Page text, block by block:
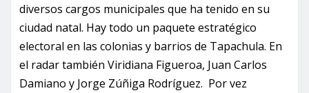
diversos cargos municipales que ha tenido en su
ciudad natal. Hay todo un paquete estratégico
electoral en las colonias y barrios de Tapachula. En
el radar también Viridiana Figueroa, Juan Carlos
Damiano y Jorge Zúñiga Rodríguez. Por vez